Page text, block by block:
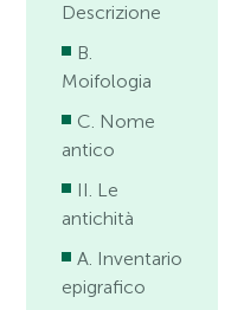
Descrizione
B.
Moifologia
C. Nome
antico
II. Le
antichità
A. Inventario
epigrafico